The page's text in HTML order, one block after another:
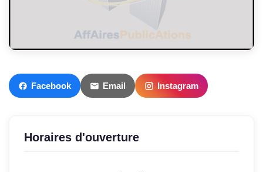
Facebook Email Instagram
Horaires d'ouverture